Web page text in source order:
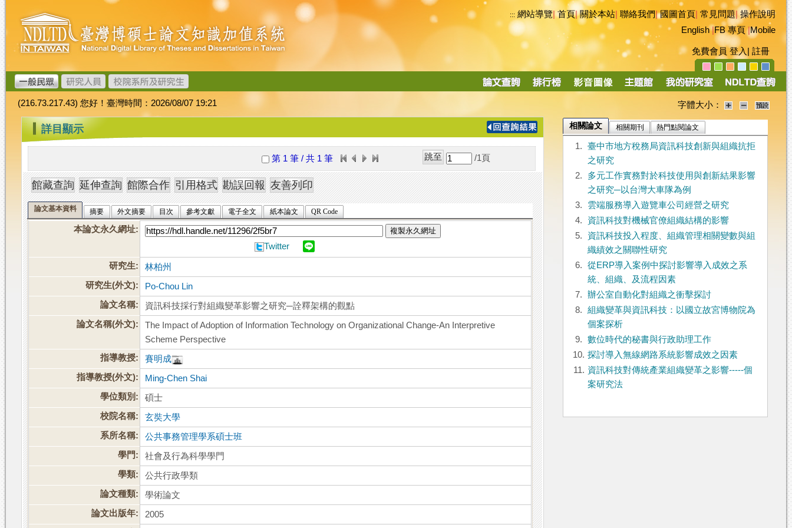
跳
到
主
要
內
容
臺
灣
博
碩
士
論
文
加
值
系
統
::: 網站導覽|首頁|關於本站 聯絡我們|國圖首頁 常見問題|操作說明
English|FB 專頁|Mobile
免費會員 登入 註冊
導
(216.73.217.43) 您好！臺灣時間：2026/08/07 19:21 字體大小：
::: 詳目顯示
第 1 筆 / 共 1 筆 /1 頁
論文基本資料 摘要 外文摘要 目次 參考文獻 電子全文 紙本論文 QR Code
本論文永久網址: 複製永久網址
Twitter
研究生:
林柏州
研究生(外文):
Po-Chou Lin
論文名稱:
資訊科技採行對組織變革影響之研究─詮釋架構的觀點
論文名稱(外文):
The Impact of Adoption of Information Technology on Organizational Change-An Interpretive
Scheme Perspective
指導教授:
賽明成
指導教授(外文):
Ming-Chen Shai
學位類別:
碩士
校院名稱:
玄奘大學
系所名稱:
公共事務管理學系碩士班
學門:
社會及行為科學學門
學類:
公共行政學類
論文種類:
學術論文
論文出版年:
2005
相關論文 相關期刊 熱門點閱論文
1.
臺中市地方稅務局資訊科技創新與組織抗拒
之研究
2.
多元工作實務對於科技使用與創新結果影響
之研究─以台灣大車隊為例
3.
雲端服務導入遊覽車公司經營之研究
4.
資訊科技對機械官僚組織結構的影響
5.
資訊科技投入程度、組織管理相關變數與組
織績效之關聯性研究
6.
從ERP導入案例中探討影響導入成效之系
統、組織、及流程因素
7.
辦公室自動化對組織之衝擊探討
8.
組織變革與資訊科技：以國立故宮博物院為
個案探析
9.
數位時代的秘書與行政助理工作
10. 探討導入無線網路系統影響成效之因素
11. 資訊科技對傳統產業組織變革之影響-----個
案研究法